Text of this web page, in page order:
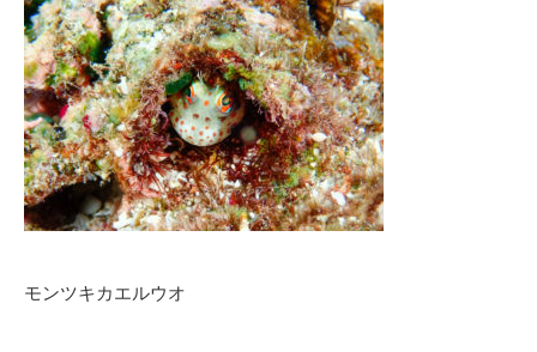
モンツキカエルウオ